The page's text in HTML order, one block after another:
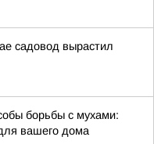
садовод вырастил
борьбы с мухами:
вашего дома